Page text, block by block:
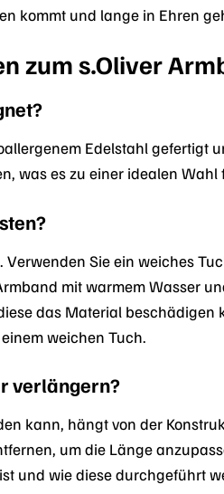
kommt und lange in Ehren
zum s.Oliver
Edelstahl
was es zu einer idealen
Sie ein weiches
mit warmem Wasser
das Material
weichen Tuch.
verlängern?
kann, hängt von der
um die Länge
und wie diese durchgeführt